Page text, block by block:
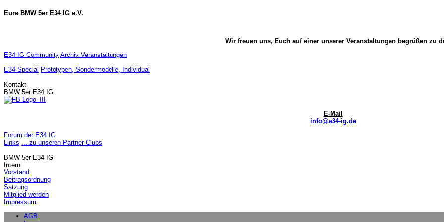
Eure BMW 5er E34 IG e.V.
Wir freuen uns, Euch auf einer unserer Veranstaltungen begrüßen zu
E34 IG Community Archiv Veranstaltungen
E34 Special Prototypen, Sondermodelle, Individual
Kontakt
BMW 5er E34 IG
E-Mail
info@e34-ig.de
Forum der E34 IG
Links
... zu unseren Partner-Clubs
BMW 5er E34 IG
Intern
Vorstand
Beitragsordnung
Satzung
Mitglied werden
Impressum
AGB